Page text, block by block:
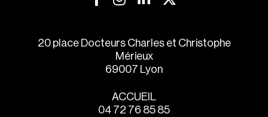
20 place Docteurs Charles et Christophe
Mérieux
69007 Lyon
ACCUEIL
04 72 76 85 85